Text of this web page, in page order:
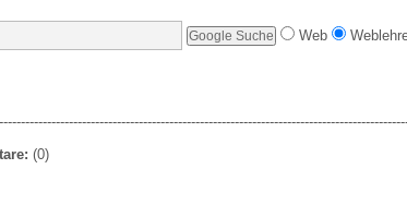
Web
(0)